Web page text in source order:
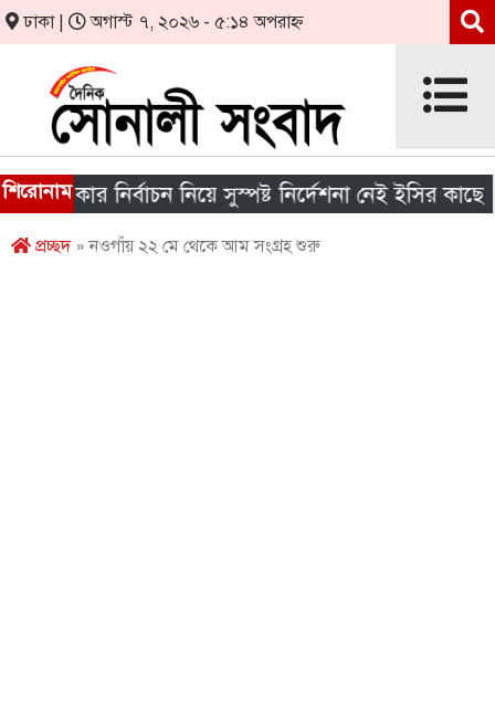
ঢাকা | অগাস্ট ৭, ২০২৬ - ৫:১৪ অপরাহ্ন
শিরোনামনির্বাচন নিয়ে সুস্পষ্ট নির্দেশনা নেই ইসির কাছে
প্রচ্ছদ» নওগাঁয় ২২ মে থেকে আম সংগ্রহ শুরু